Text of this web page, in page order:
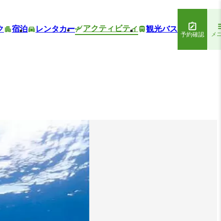
宿泊 レンタカー アクティビティ 観光バス
予約確認 メ